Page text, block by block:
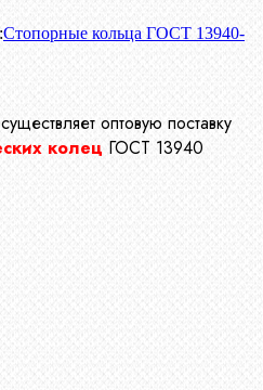
Стопорные кольца ГОСТ 13940-
оптовую поставку
колец ГОСТ 13940